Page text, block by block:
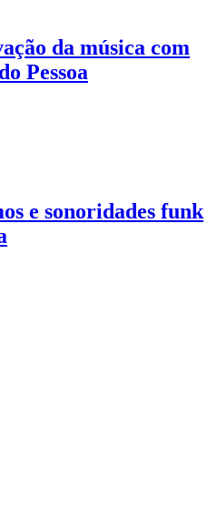
da música com
Pessoa
e sonoridades funk